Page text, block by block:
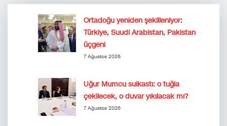
Ortadoğu yeniden şekilleniyor:
Türkiye, Suudi Arabistan, Pakistan
üçgeni
7 Ağustos 2026
Uğur Mumcu suikastı: o tuğla
çekilecek, o duvar yıkılacak mı?
7 Ağustos 2026